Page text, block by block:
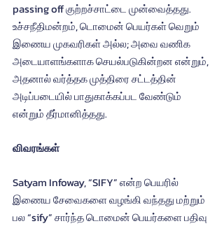
passing off குற்றச்சாட்டை முன்வைத்தது.
உச்சநீதிமன்றம், டொமைன் பெயர்கள் வெறும்
இணைய முகவரிகள் அல்ல; அவை வணிக
அடையாளங்களாக செயல்படுகின்றன என்றும்,
அதனால் வர்த்தக முத்திரை சட்டத்தின்
அடிப்படையில் பாதுகாக்கப்பட வேண்டும்
என்றும் தீர்மானித்தது.
விவரங்கள்
Satyam Infoway, “SIFY” என்ற பெயரில்
இணைய சேவைகளை வழங்கி வந்தது மற்றும்
பல “sify” சார்ந்த டொமைன் பெயர்களை பதிவு